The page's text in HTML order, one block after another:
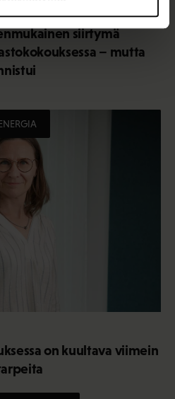
siirtymä
– mutta
on kuultava viimein